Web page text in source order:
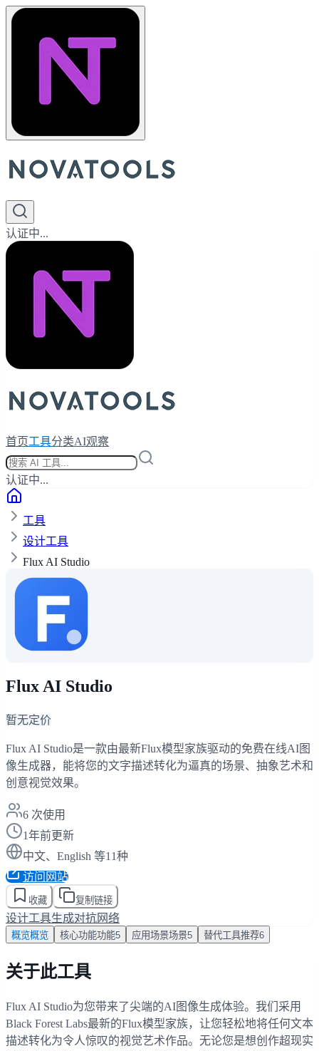
认证中...
首页工具分类AI观察
认证中...
工具
设计工具
Flux AI Studio
Flux AI Studio
暂无定价
Flux AI Studio是一款由最新Flux模型家族驱动的免费在线AI图
像生成器，能将您的文字描述转化为逼真的场景、抽象艺术和
创意视觉效果。
6 次使用
1年前更新
中文、English 等11种
访问网站
收藏 复制链接
设计工具生成对抗网络
概览概览 核心功能功能5 应用场景场景5 替代工具推荐6
关于此工具
Flux AI Studio为您带来了尖端的AI图像生成体验。我们采用
Black Forest Labs最新的Flux模型家族，让您轻松地将任何文本
描述转化为令人惊叹的视觉艺术作品。无论您是想创作超现实